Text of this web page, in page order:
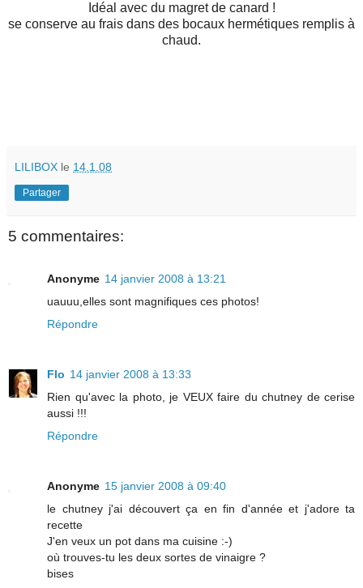
Idéal avec du magret de canard !
se conserve au frais dans des bocaux hermétiques remplis à
chaud.
LILIBOX le 14.1.08
Partager
5 commentaires:
Anonyme 14 janvier 2008 à 13:21
uauuu,elles sont magnifiques ces photos!
Répondre
Flo 14 janvier 2008 à 13:33
Rien qu'avec la photo, je VEUX faire du chutney de cerise
aussi !!!
Répondre
Anonyme 15 janvier 2008 à 09:40
le chutney j'ai découvert ça en fin d'année et j'adore ta
recette
J'en veux un pot dans ma cuisine :-)
où trouves-tu les deux sortes de vinaigre ?
bises